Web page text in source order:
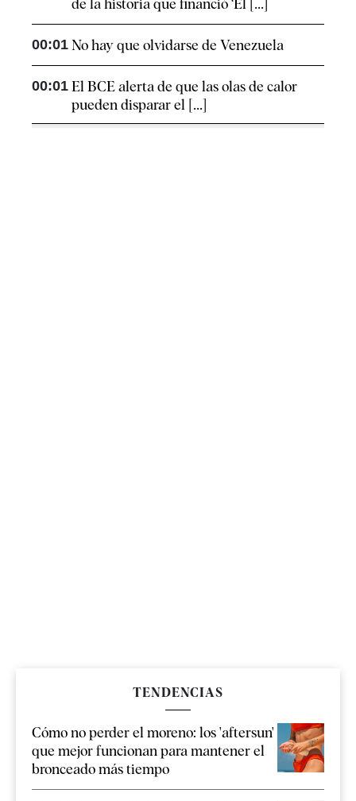
de la historia que financió ‘El [...]
00:01 No hay que olvidarse de Venezuela
00:01 El BCE alerta de que las olas de calor
pueden disparar el [...]
TENDENCIAS
Cómo no perder el moreno: los 'aftersun'
que mejor funcionan para mantener el
bronceado más tiempo